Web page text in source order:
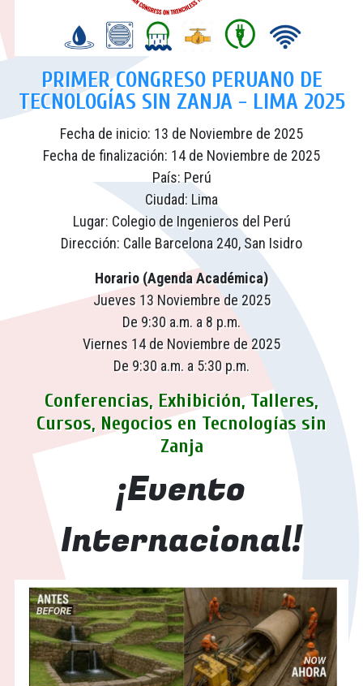
PRIMER CONGRESO PERUANO DE
TECNOLOGÍAS SIN ZANJA - LIMA 2025
Fecha de inicio: 13 de Noviembre de 2025
Fecha de finalización: 14 de Noviembre de 2025
País: Perú
Ciudad: Lima
Lugar: Colegio de Ingenieros del Perú
Dirección: Calle Barcelona 240, San Isidro
Horario (Agenda Académica)
Jueves 13 Noviembre de 2025
De 9:30 a.m. a 8 p.m.
Viernes 14 de Noviembre de 2025
De 9:30 a.m. a 5:30 p.m.
Conferencias, Exhibición, Talleres,
Cursos, Negocios en Tecnologías sin
Zanja
¡Evento
Internacional!